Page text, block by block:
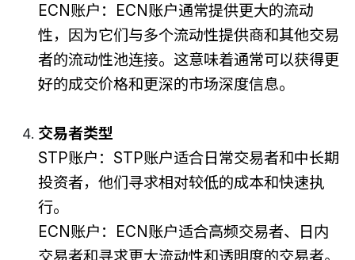
ECN账户：ECN账户通常提供更大的流动
性，因为它们与多个流动性提供商和其他交易
者的流动性池连接。这意味着通常可以获得更
好的成交价格和更深的市场深度信息。
交易者类型
STP账户：STP账户适合日常交易者和中长期
投资者，他们寻求相对较低的成本和快速执
行。
ECN账户：ECN账户适合高频交易者、日内